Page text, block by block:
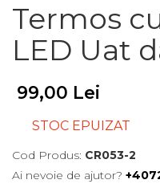
Termos
LED Uat
99,00 Lei
STOC EPUIZAT
Cod Produs: CR053-2
Ai nevoie de ajutor?